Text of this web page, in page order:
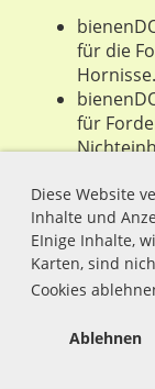
Diese Website
Inhalte und
EInige Inhalte,
Karten, sind
Cookies
Ablehnen
für die
Hornisse.
für
für die
für
der